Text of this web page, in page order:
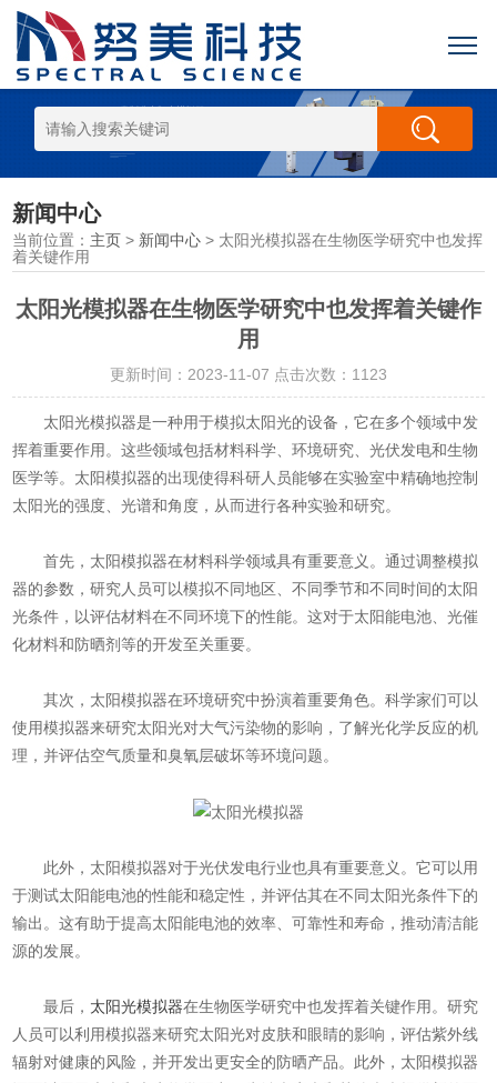
新闻中心
当前位置： 主页 > 新闻中心 > 太阳光模拟器在生物医学研究中也发挥
着关键作用
太阳光模拟器在生物医学研究中也发挥着关键作
用
更新时间：2023-11-07 点击次数：1123
太阳光模拟器是一种用于模拟太阳光的设备，它在多个领域中发
挥着重要作用。这些领域包括材料科学、环境研究、光伏发电和生物
医学等。太阳模拟器的出现使得科研人员能够在实验室中精确地控制
太阳光的强度、光谱和角度，从而进行各种实验和研究。
首先，太阳模拟器在材料科学领域具有重要意义。通过调整模拟
器的参数，研究人员可以模拟不同地区、不同季节和不同时间的太阳
光条件，以评估材料在不同环境下的性能。这对于太阳能电池、光催
化材料和防晒剂等的开发至关重要。
其次，太阳模拟器在环境研究中扮演着重要角色。科学家们可以
使用模拟器来研究太阳光对大气污染物的影响，了解光化学反应的机
理，并评估空气质量和臭氧层破坏等环境问题。
此外，太阳模拟器对于光伏发电行业也具有重要意义。它可以用
于测试太阳能电池的性能和稳定性，并评估其在不同太阳光条件下的
输出。这有助于提高太阳能电池的效率、可靠性和寿命，推动清洁能
源的发展。
最后， 太阳光模拟器在生物医学研究中也发挥着关键作用。研究
人员可以利用模拟器来研究太阳光对皮肤和眼睛的影响，评估紫外线
辐射对健康的风险，并开发出更安全的防晒产品。此外，太阳模拟器